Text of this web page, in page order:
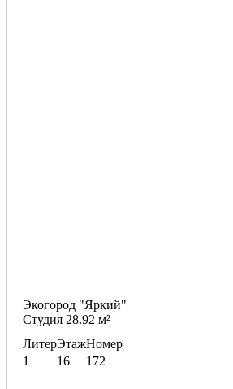
Экогород "Яркий"
Студия 28.92 м²
Литер
1
Этаж
16
Номер
172